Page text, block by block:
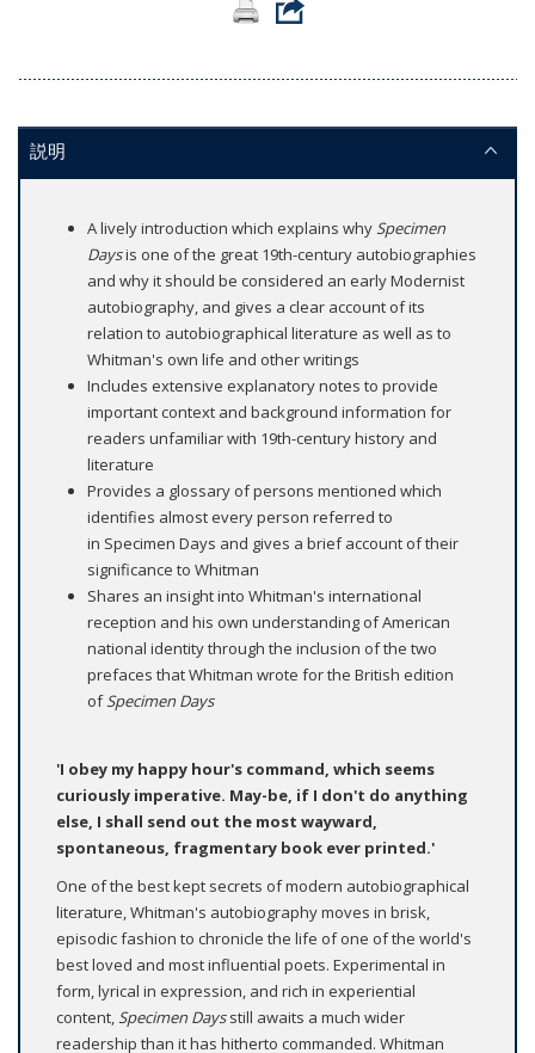
説明
A lively introduction which explains whySpecimen
Daysis one of the great 19th-century autobiographies
and why it should be considered an early Modernist
autobiography, and gives a clear account of its
relation to autobiographical literature as well as to
Whitman's own life and other writings
Includes extensive explanatory notes to provide
important context and background information for
readers unfamiliar with 19th-century history and
literature
Provides a glossary of persons mentioned which
identifies almost every person referred to
in Specimen Days and gives a brief account of their
significance to Whitman
Shares an insight into Whitman's international
reception and his own understanding of American
national identity through the inclusion of the two
prefaces that Whitman wrote for the British edition
ofSpecimen Days
'I obey my happy hour's command, which seems
curiously imperative. May-be, if I don't do anything
else, I shall send out the most wayward,
spontaneous, fragmentary book ever printed.'
One of the best kept secrets of modern autobiographical
literature, Whitman's autobiography moves in brisk,
episodic fashion to chronicle the life of one of the world's
best loved and most influential poets. Experimental in
form, lyrical in expression, and rich in experiential
content,Specimen Daysstill awaits a much wider
readership than it has hitherto commanded. Whitman